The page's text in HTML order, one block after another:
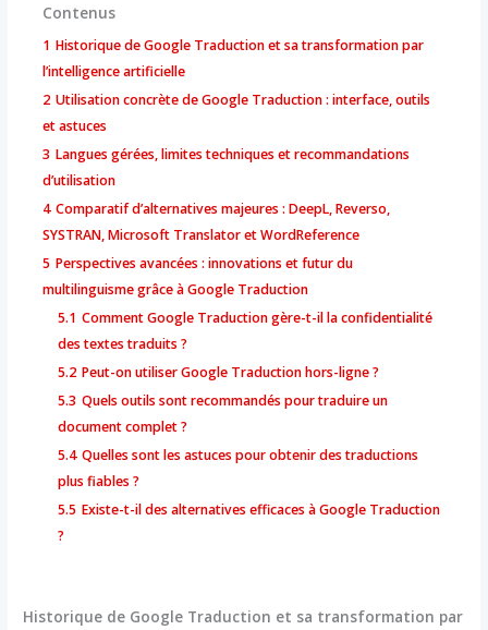
Contenus
1 Historique de Google Traduction et sa transformation par
l’intelligence artificielle
2 Utilisation concrète de Google Traduction : interface, outils
et astuces
3 Langues gérées, limites techniques et recommandations
d’utilisation
4 Comparatif d’alternatives majeures : DeepL, Reverso,
SYSTRAN, Microsoft Translator et WordReference
5 Perspectives avancées : innovations et futur du
multilinguisme grâce à Google Traduction
5.1 Comment Google Traduction gère-t-il la confidentialité
des textes traduits ?
5.2 Peut-on utiliser Google Traduction hors-ligne ?
5.3 Quels outils sont recommandés pour traduire un
document complet ?
5.4 Quelles sont les astuces pour obtenir des traductions
plus fiables ?
5.5 Existe-t-il des alternatives efficaces à Google Traduction
?
Historique de Google Traduction et sa transformation par